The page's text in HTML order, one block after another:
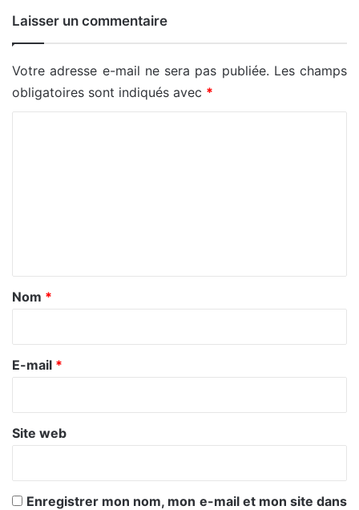
Laisser un commentaire
Votre adresse e-mail ne sera pas publiée. Les champs
obligatoires sont indiqués avec *
a
e
Nom *
E-mail *
Site web
Enregistrer mon nom, mon e-mail et mon site dans